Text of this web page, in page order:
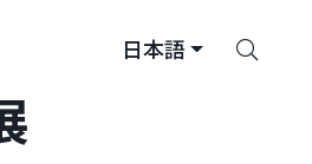
日本語
が